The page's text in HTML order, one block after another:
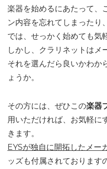
楽器を始めるにあたって、
ン内容を忘れてしまったり
では、せっかく始めても気
しかし、クラリネットはメ
それを選んだら良いかわか
ょうか。
その方には、ぜひこの楽器
用いただければ、お気軽に
きます。
EYSが独自に開拓したメー
ッズも付属されております